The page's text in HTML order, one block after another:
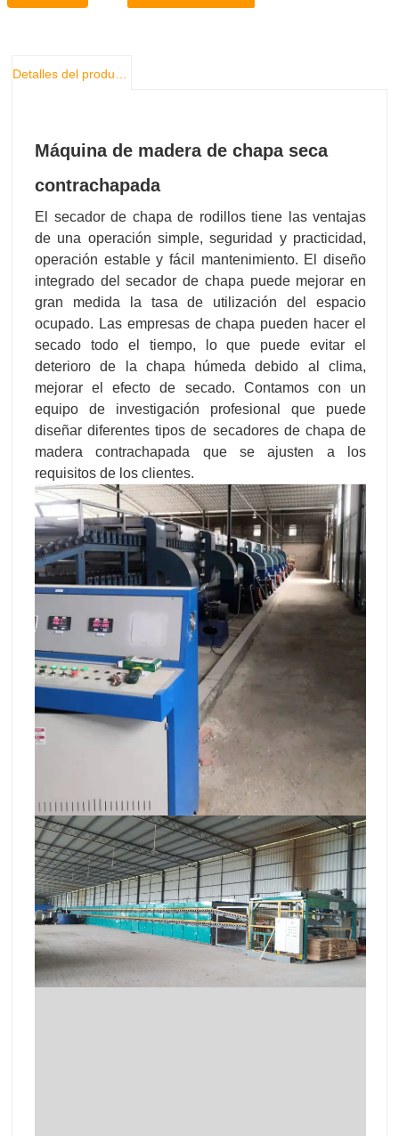
Detalles del producto
Máquina de madera de chapa seca
contrachapada
El secador de chapa de rodillos tiene las ventajas
de una operación simple, seguridad y practicidad,
operación estable y fácil mantenimiento. El diseño
integrado del secador de chapa puede mejorar en
gran medida la tasa de utilización del espacio
ocupado. Las empresas de chapa pueden hacer el
secado todo el tiempo, lo que puede evitar el
deterioro de la chapa húmeda debido al clima,
mejorar el efecto de secado. Contamos con un
equipo de investigación profesional que puede
diseñar diferentes tipos de secadores de chapa de
madera contrachapada que se ajusten a los
requisitos de los clientes.